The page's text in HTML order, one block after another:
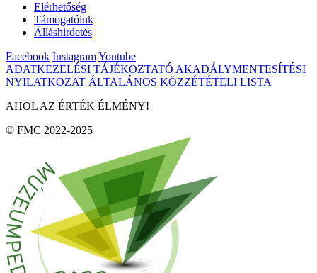
Elérhetőség
Támogatóink
Álláshirdetés
Facebook InstagramYoutube
ADATKEZELÉSI TÁJÉKOZTATÓ AKADÁLYMENTESÍTÉSI
NYILATKOZAT ÁLTALÁNOS KÖZZÉTÉTELI LISTA
AHOL AZ ÉRTÉK ÉLMÉNY!
© FMC 2022-2025